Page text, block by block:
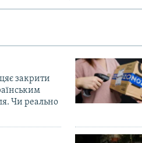
закрити
Чи реально